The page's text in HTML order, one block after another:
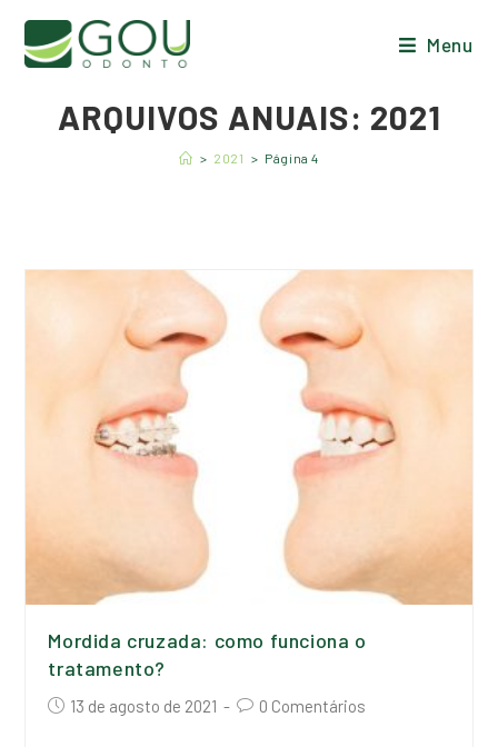
Menu
ARQUIVOS ANUAIS: 2021
> 2021 > Página 4
Mordida cruzada: como funciona o
tratamento?
13 de agosto de 2021 0 Comentários